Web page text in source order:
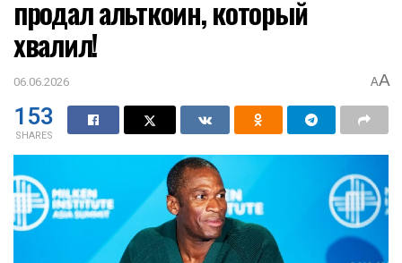
продал альткоин, который
хвалил!
06.06.2026 AA
153
SHARES